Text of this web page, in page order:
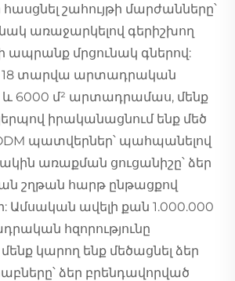
շահույթի մարժանները՝
առաջարկելով գերիշխող
մրցունակ գներով:
18 տարվա արտադրական
և 6000 մ² արտադրամաս, մենք
իրականացնում ենք մեծ
պատվերներ՝ պահպանելով
առաքման ցուցանիշը՝ ձեր
շղթան հարթ ընթացքով
Ամսական ավելի քան 1.000.000
հզորությունը
կարող ենք մեծացնել ձեր
ձեր բրենդավորված